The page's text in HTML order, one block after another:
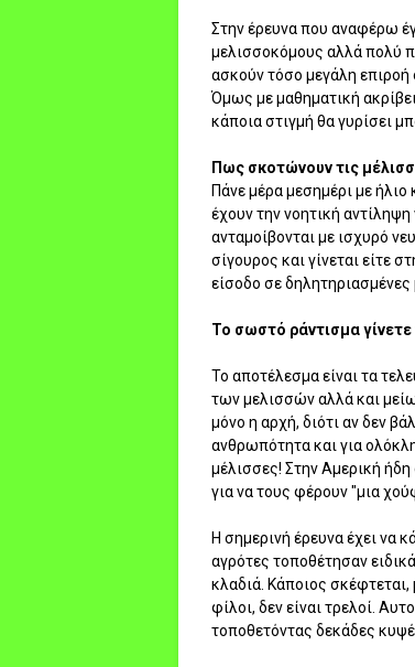
Στην έρευνα που αναφέρω
μελισσοκόμους αλλά πολύ
ασκούν τόσο μεγάλη επιροή
Όμως με μαθηματική
κάποια στιγμή θα γυρίσει
Πως σκοτώνουν τις
Πάνε μέρα μεσημέρι με ήλιο
έχουν την νοητική
ανταμοίβονται με ισχυρό
σίγουρος και γίνεται είτε
είσοδο σε
Το σωστό ράντισμα
Το αποτέλεσμα είναι τα
των μελισσών αλλά και
μόνο η αρχή, διότι αν δεν
ανθρωπότητα και για
μέλισσες! Στην Αμερική
για να τους φέρουν "μια
Η σημερινή έρευνα έχει να
αγρότες τοποθέτησαν
κλαδιά. Κάποιος σκέφτεται,
φίλοι, δεν είναι τρελοί.
τοποθετόντας δεκάδες